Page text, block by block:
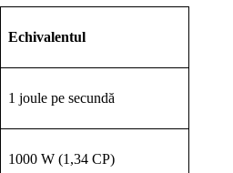
Echivalentul
1 joule pe secundă
1000 W (1,34 CP)